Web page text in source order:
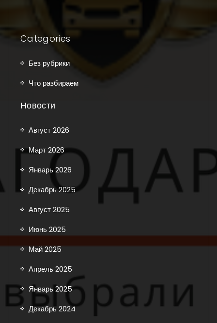
Categories
Без рубрики
Что разбираем
Новости
Август 2026
Март 2026
Январь 2026
Декабрь 2025
Август 2025
Июнь 2025
Май 2025
Апрель 2025
Январь 2025
Декабрь 2024